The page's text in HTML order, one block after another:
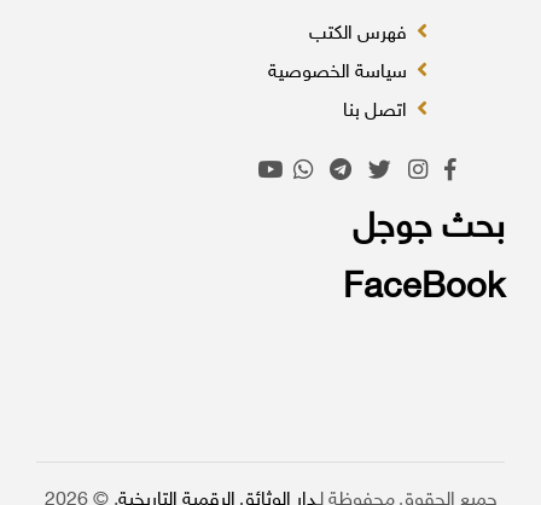
فهرس الكتب
سياسة الخصوصية
اتصل بنا
بحث جوجل
FaceBook
جميع الحقوق محفوظة لـ دار الوثائق الرقمية التاريخية. © 2026